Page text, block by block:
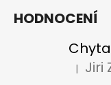
HODNOCENÍ
| Jiri